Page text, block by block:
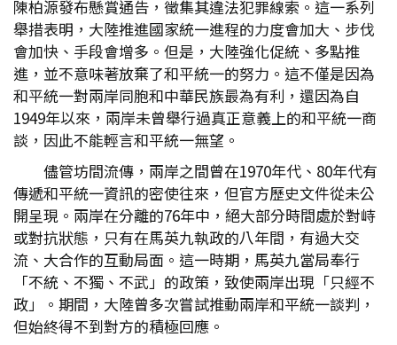
陳柏源發布懸賞通告，徵集其違法犯罪線索。這一系列
舉措表明，大陸推進國家統一進程的力度會加大、步伐
會加快、手段會增多。但是，大陸強化促統、多點推
進，並不意味著放棄了和平統一的努力。這不僅是因為
和平統一對兩岸同胞和中華民族最為有利，還因為自
1949年以來，兩岸未曾舉行過真正意義上的和平統一商
談，因此不能輕言和平統一無望。
儘管坊間流傳，兩岸之間曾在1970年代、80年代有
傳遞和平統一資訊的密使往來，但官方歷史文件從未公
開呈現。兩岸在分離的76年中，絕大部分時間處於對峙
或對抗狀態，只有在馬英九執政的八年間，有過大交
流、大合作的互動局面。這一時期，馬英九當局奉行
「不統、不獨、不武」的政策，致使兩岸出現「只經不
政」。期間，大陸曾多次嘗試推動兩岸和平統一談判，
但始終得不到對方的積極回應。